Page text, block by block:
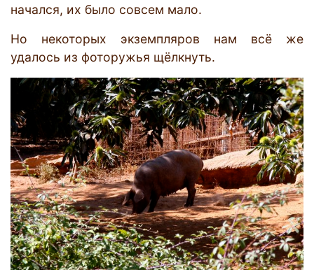
начался, их было совсем мало.
Но некоторых экземпляров нам всё же
удалось из фоторужья щёлкнуть.